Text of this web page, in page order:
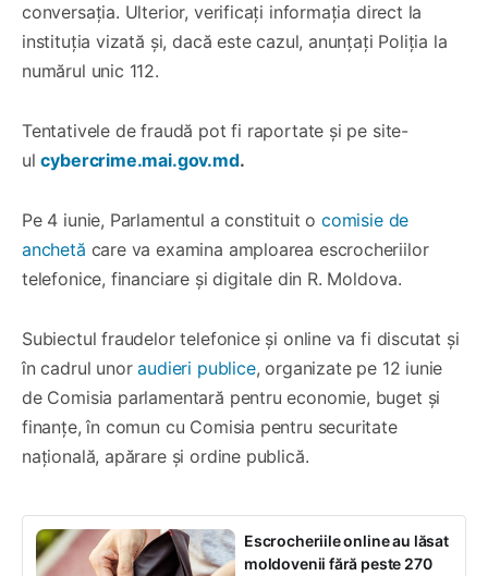
conversația. Ulterior, verificați informația direct la
instituția vizată și, dacă este cazul, anunțați Poliția la
numărul unic 112.
Tentativele de fraudă pot fi raportate și pe site-
ulcybercrime.mai.gov.md.
Pe 4 iunie, Parlamentul a constituit o comisie de
anchetă care va examina amploarea escrocheriilor
telefonice, financiare și digitale din R. Moldova.
Subiectul fraudelor telefonice și online va fi discutat și
în cadrul unoraudieri publice, organizate pe 12 iunie
de Comisia parlamentară pentru economie, buget și
finanțe, în comun cu Comisia pentru securitate
națională, apărare și ordine publică.
Escrocheriile online au lăsat
moldovenii fără peste 270